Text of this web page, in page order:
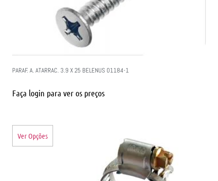
PARAF. A. ATARRAC. 3.9 X 25 BELENUS 01184-1
Faça login para ver os preços
Ver Opções